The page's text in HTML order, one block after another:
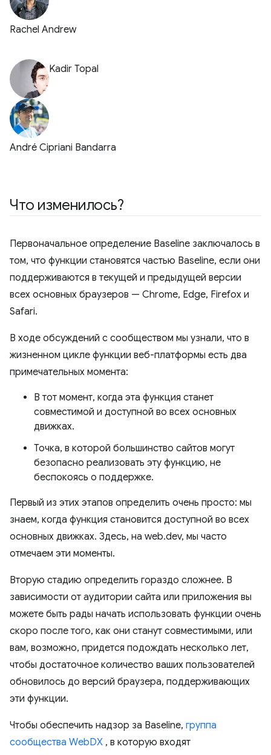
Rachel Andrew
Kadir Topal
André Cipriani Bandarra
Что изменилось?
Первоначальное определение Baseline заключалось в
том, что функции становятся частью Baseline, если они
поддерживаются в текущей и предыдущей версии
всех основных браузеров — Chrome, Edge, Firefox и
Safari.
В ходе обсуждений с сообществом мы узнали, что в
жизненном цикле функции веб-платформы есть два
примечательных момента:
В тот момент, когда эта функция станет
совместимой и доступной во всех основных
движках.
Точка, в которой большинство сайтов могут
безопасно реализовать эту функцию, не
беспокоясь о поддержке.
Первый из этих этапов определить очень просто: мы
знаем, когда функция становится доступной во всех
основных движках. Здесь, на web.dev, мы часто
отмечаем эти моменты.
Вторую стадию определить гораздо сложнее. В
зависимости от аудитории сайта или приложения вы
можете быть рады начать использовать функции очень
скоро после того, как они станут совместимыми, или
вам, возможно, придется подождать несколько лет,
чтобы достаточное количество ваших пользователей
обновилось до версий браузера, поддерживающих
эти функции.
Чтобы обеспечить надзор за Baseline, группа
сообщества WebDX , в которую входят